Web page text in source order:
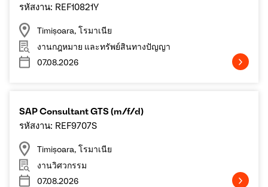
รหัสงาน: REF10821Y
Timișoara, โรมาเนีย
งานกฎหมาย และทรัพย์สินทางปัญญา
07.08.2026
SAP Consultant GTS (m/f/d)
รหัสงาน: REF9707S
Timișoara, โรมาเนีย
งานวิศวกรรม
07.08.2026